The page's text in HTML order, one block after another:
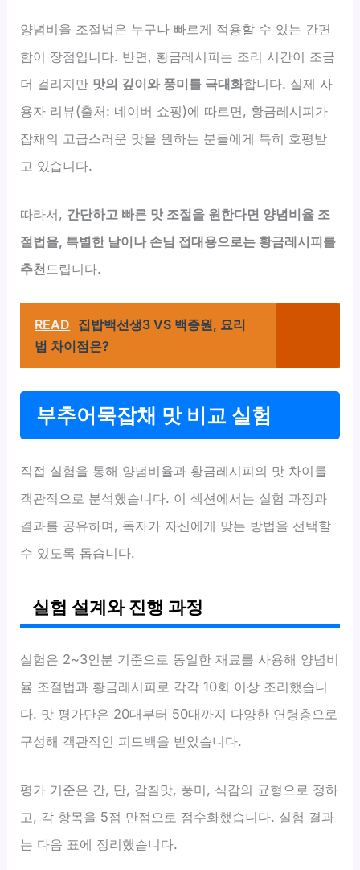
양념비율 조절법은 누구나 빠르게 적용할 수 있는 간편
함이 장점입니다. 반면, 황금레시피는 조리 시간이 조금
더 걸리지만 맛의 깊이와 풍미를 극대화합니다. 실제 사
용자 리뷰(출처: 네이버 쇼핑)에 따르면, 황금레시피가
잡채의 고급스러운 맛을 원하는 분들에게 특히 호평받
고 있습니다.
따라서, 간단하고 빠른 맛 조절을 원한다면 양념비율 조
절법을, 특별한 날이나 손님 접대용으로는 황금레시피를
추천 드립니다.
READ 집밥백선생3 VS 백종원, 요리
법 차이점은?
부추어묵잡채 맛 비교 실험
직접 실험을 통해 양념비율과 황금레시피의 맛 차이를
객관적으로 분석했습니다. 이 섹션에서는 실험 과정과
결과를 공유하며, 독자가 자신에게 맞는 방법을 선택할
수 있도록 돕습니다.
실험 설계와 진행 과정
실험은 2~3인분 기준으로 동일한 재료를 사용해 양념비
율 조절법과 황금레시피로 각각 10회 이상 조리했습니
다. 맛 평가단은 20대부터 50대까지 다양한 연령층으로
구성해 객관적인 피드백을 받았습니다.
평가 기준은 간, 단, 감칠맛, 풍미, 식감의 균형으로 정하
고, 각 항목을 5점 만점으로 점수화했습니다. 실험 결과
는 다음 표에 정리했습니다.